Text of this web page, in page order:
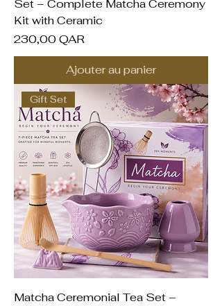
Set – Complete Matcha Ceremony
Kit with Ceramic
Prix
230,00 QAR
Ajouter au panier
Gift Set
Matcha Ceremonial Tea Set –